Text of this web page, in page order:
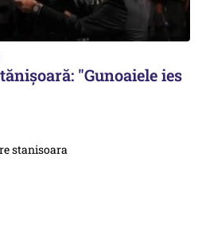
"Gunoaiele ies